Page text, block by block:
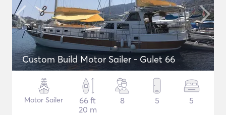
Custom Build Motor Sailer - Gulet 66
Motor Sailer
66 ft
20 m
8 5 5